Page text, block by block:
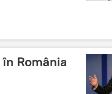
România